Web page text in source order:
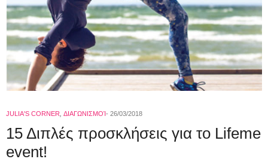
JULIA'S CORNER ΔΙΑΓΩΝΙΣΜΟΊ 26/03/2018
15 Διπλές προσκλήσεις για το Lifeme
event!